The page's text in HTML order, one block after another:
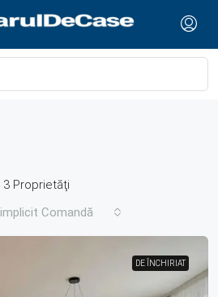
3 Proprietăţi
implicit Comandă
DE ÎNCHIRIAT
DE ÎNCHIRIAT